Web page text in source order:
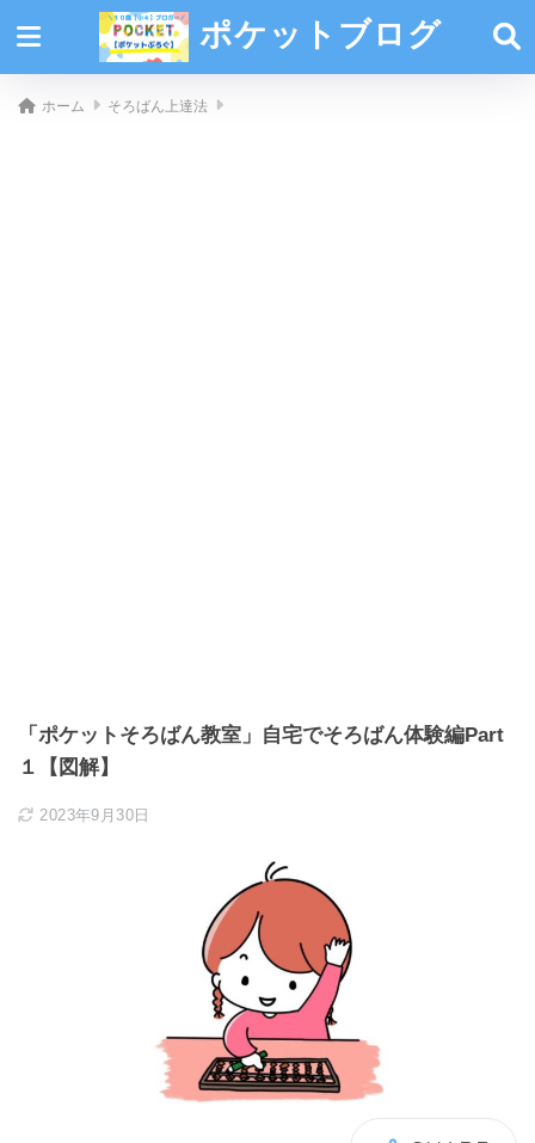
ポケットブログ
ホーム そろばん上達法
「ポケットそろばん教室」自宅でそろばん体験編Part
１【図解】
2023年9月30日